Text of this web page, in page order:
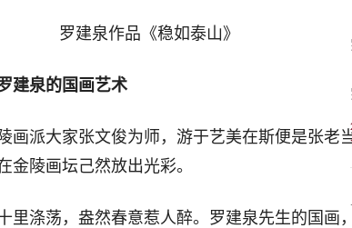
罗建泉作品《稳如泰山》
建泉的国画艺术
派大家张文俊为师，游于艺美在斯便是张老
金陵画坛己然放出光彩。
涤荡，盎然春意惹人醉。罗建泉先生的国画